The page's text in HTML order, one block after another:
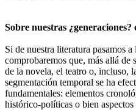
Sobre nuestras
Si de nuestra literatura pasamos
comprobaremos que, más allá de
de la novela, el teatro o, incluso,
segmentación temporal se ha
fundamentales: elementos
histórico-políticas o bien